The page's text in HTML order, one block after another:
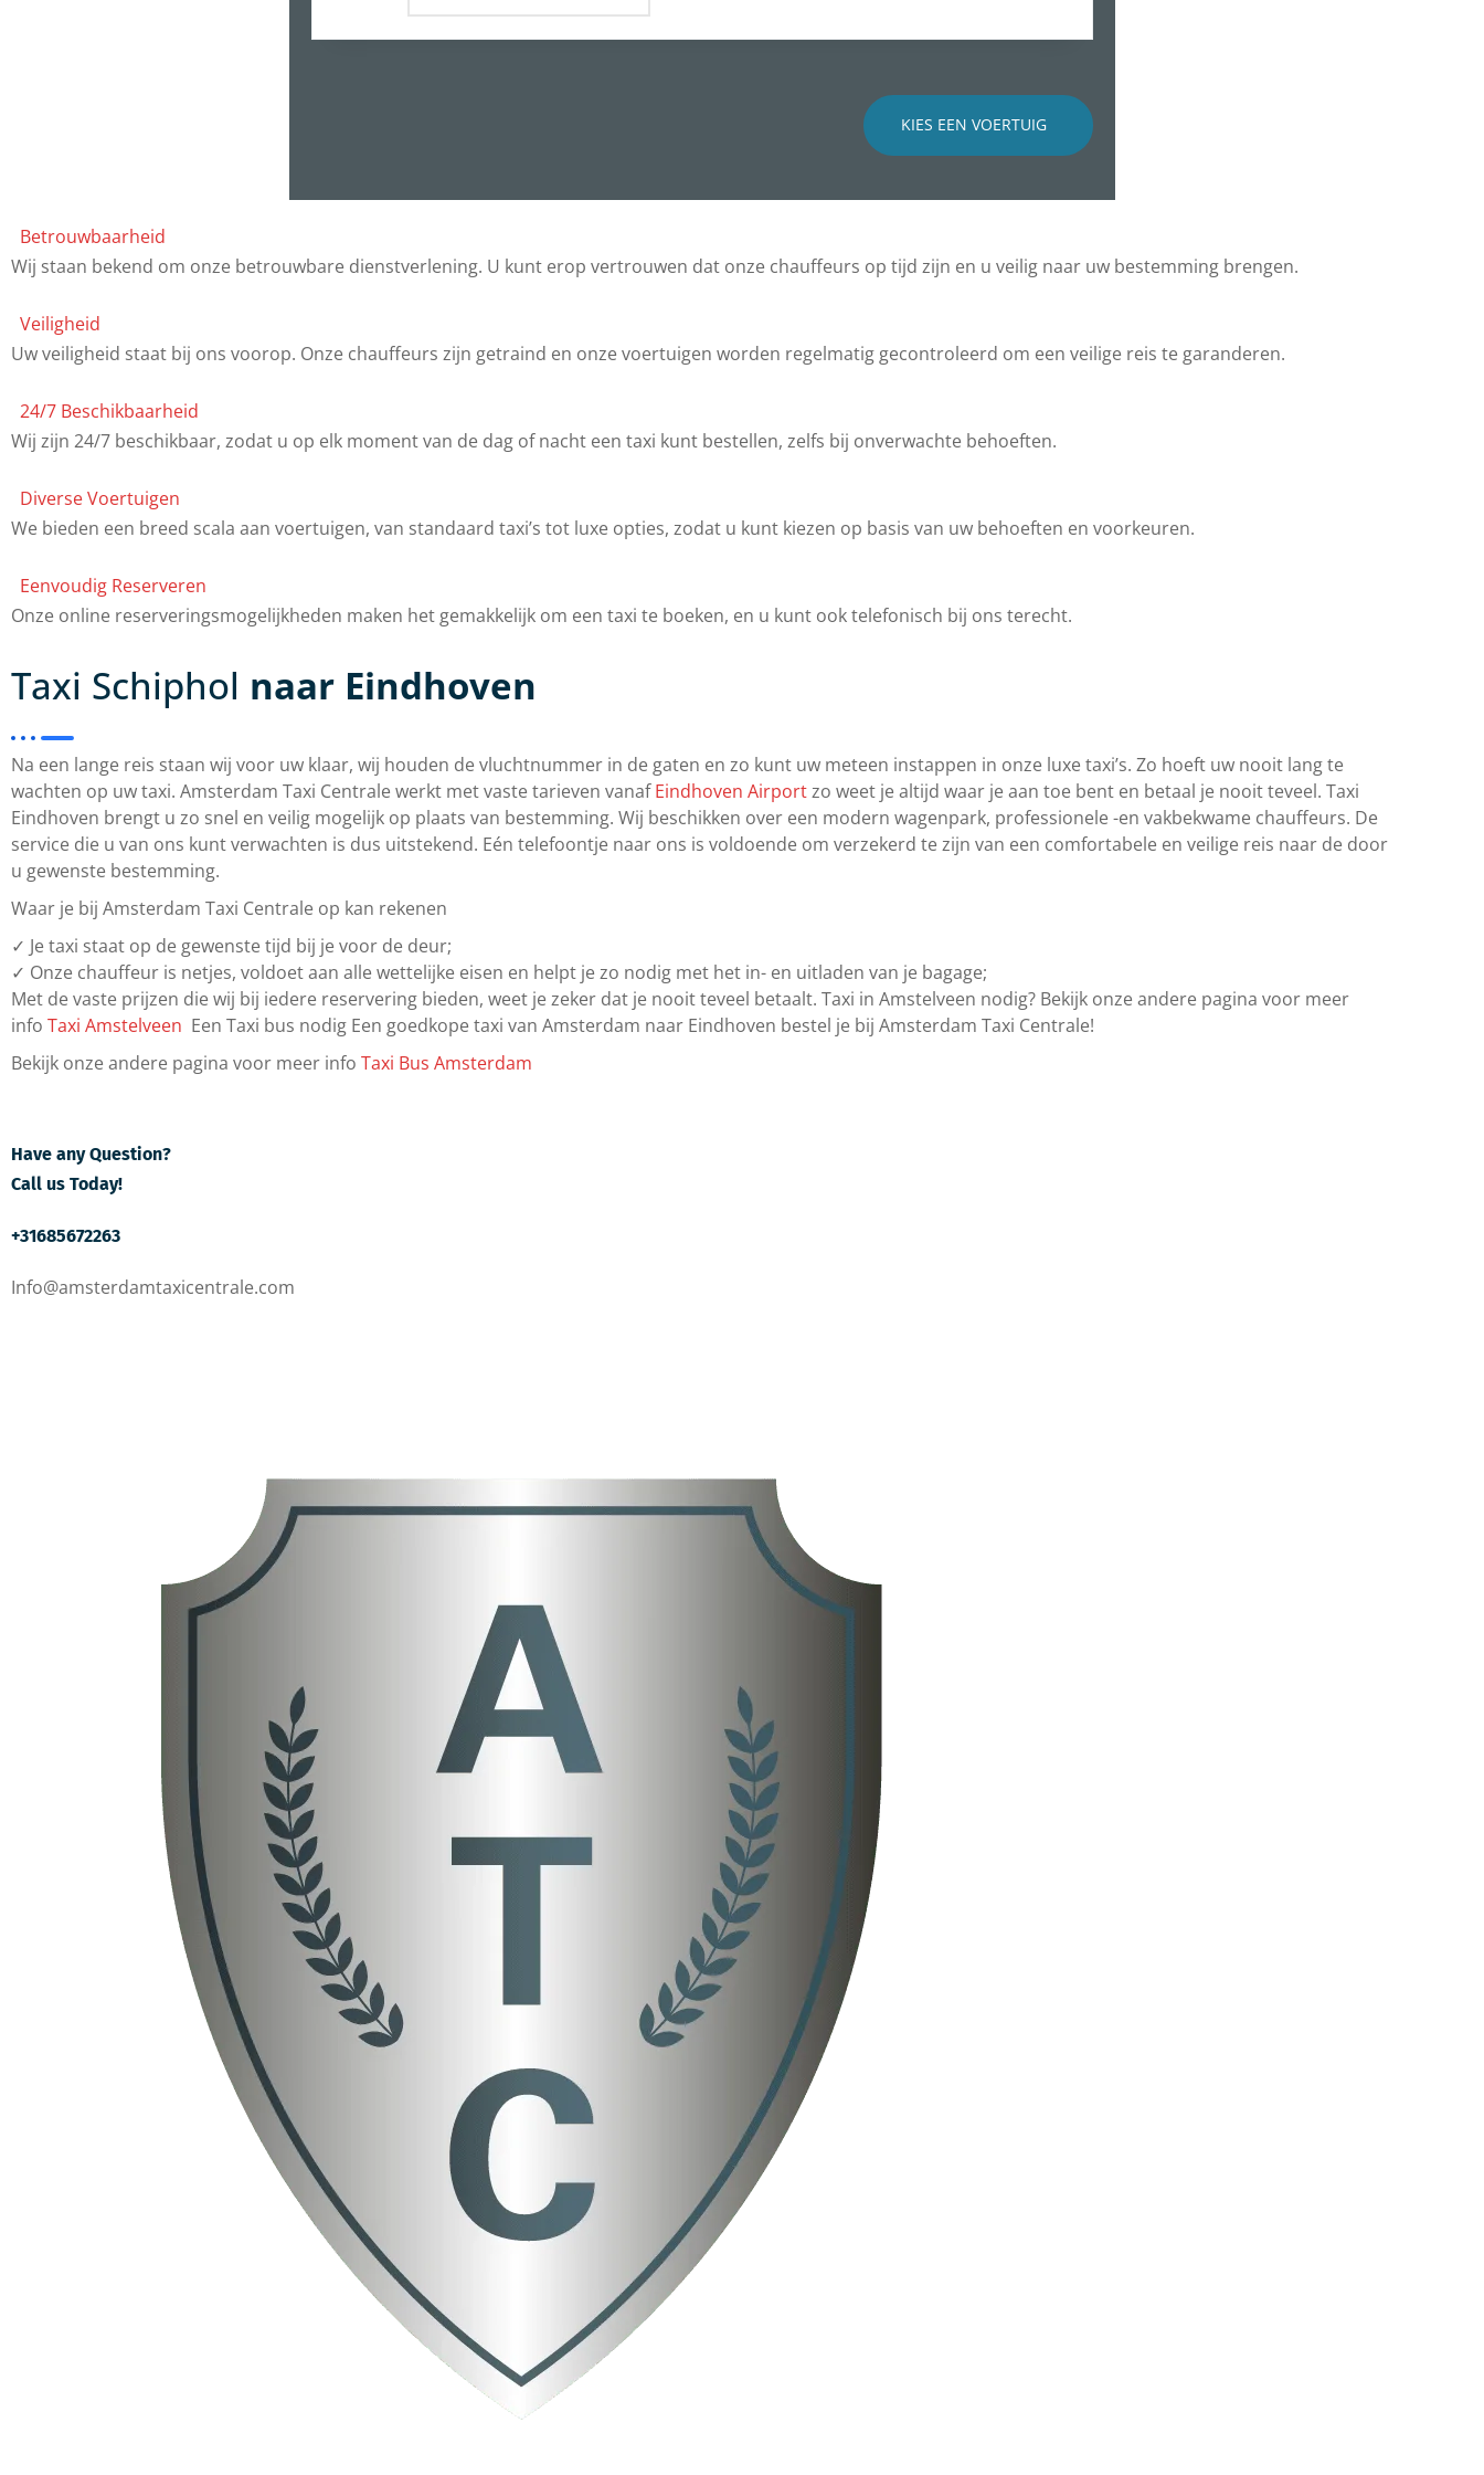
KIES EEN VOERTUIG
Betrouwbaarheid
Wij staan bekend om onze betrouwbare dienstverlening. U kunt erop vertrouwen dat onze chauffeurs op tijd zijn en u veilig naar uw bestemming brengen.
Veiligheid
Uw veiligheid staat bij ons voorop. Onze chauffeurs zijn getraind en onze voertuigen worden regelmatig gecontroleerd om een veilige reis te garanderen.
24/7 Beschikbaarheid
Wij zijn 24/7 beschikbaar, zodat u op elk moment van de dag of nacht een taxi kunt bestellen, zelfs bij onverwachte behoeften.
Diverse Voertuigen
We bieden een breed scala aan voertuigen, van standaard taxi’s tot luxe opties, zodat u kunt kiezen op basis van uw behoeften en voorkeuren.
Eenvoudig Reserveren
Onze online reserveringsmogelijkheden maken het gemakkelijk om een taxi te boeken, en u kunt ook telefonisch bij ons terecht.
Taxi Schiphol naar Eindhoven
Na een lange reis staan wij voor uw klaar, wij houden de vluchtnummer in de gaten en zo kunt uw meteen instappen in onze luxe taxi’s. Zo hoeft uw nooit lang te
wachten op uw taxi. Amsterdam Taxi Centrale werkt met vaste tarieven vanafEindhoven Airportzo weet je altijd waar je aan toe bent en betaal je nooit teveel. Taxi
Eindhoven brengt u zo snel en veilig mogelijk op plaats van bestemming. Wij beschikken over een modern wagenpark, professionele -en vakbekwame chauffeurs. De
service die u van ons kunt verwachten is dus uitstekend. Eén telefoontje naar ons is voldoende om verzekerd te zijn van een comfortabele en veilige reis naar de door
u gewenste bestemming.
Waar je bij Amsterdam Taxi Centrale op kan rekenen
✓ Je taxi staat op de gewenste tijd bij je voor de deur;
✓ Onze chauffeur is netjes, voldoet aan alle wettelijke eisen en helpt je zo nodig met het in- en uitladen van je bagage;
Met de vaste prijzen die wij bij iedere reservering bieden, weet je zeker dat je nooit teveel betaalt. Taxi in Amstelveen nodig? Bekijk onze andere pagina voor meer
info Taxi Amstelveen Een Taxi bus nodig Een goedkope taxi van Amsterdam naar Eindhoven bestel je bij Amsterdam Taxi Centrale!
Bekijk onze andere pagina voor meer info Taxi Bus Amsterdam
Have any Question?
Call us Today!
+31685672263
Info@amsterdamtaxicentrale.com